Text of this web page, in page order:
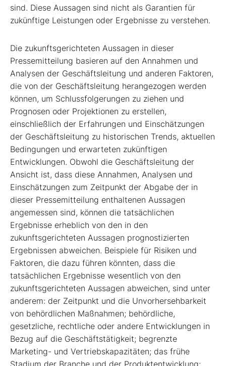
sind. Diese Aussagen sind nicht als Garantien für
zukünftige Leistungen oder Ergebnisse zu verstehen.
Die zukunftsgerichteten Aussagen in dieser
Pressemitteilung basieren auf den Annahmen und
Analysen der Geschäftsleitung und anderen Faktoren,
die von der Geschäftsleitung herangezogen werden
können, um Schlussfolgerungen zu ziehen und
Prognosen oder Projektionen zu erstellen,
einschließlich der Erfahrungen und Einschätzungen
der Geschäftsleitung zu historischen Trends, aktuellen
Bedingungen und erwarteten zukünftigen
Entwicklungen. Obwohl die Geschäftsleitung der
Ansicht ist, dass diese Annahmen, Analysen und
Einschätzungen zum Zeitpunkt der Abgabe der in
dieser Pressemitteilung enthaltenen Aussagen
angemessen sind, können die tatsächlichen
Ergebnisse erheblich von den in den
zukunftsgerichteten Aussagen prognostizierten
Ergebnissen abweichen. Beispiele für Risiken und
Faktoren, die dazu führen könnten, dass die
tatsächlichen Ergebnisse wesentlich von den
zukunftsgerichteten Aussagen abweichen, sind unter
anderem: der Zeitpunkt und die Unvorhersehbarkeit
von behördlichen Maßnahmen; behördliche,
gesetzliche, rechtliche oder andere Entwicklungen in
Bezug auf die Geschäftstätigkeit; begrenzte
Marketing- und Vertriebskapazitäten; das frühe
Stadium der Branche und der Produktentwicklung;